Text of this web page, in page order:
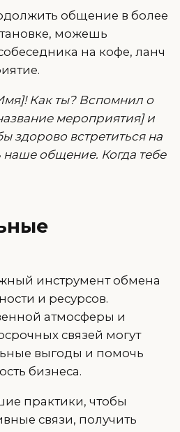
общение в более
можешь
на кофе, ланч
Как ты? Вспомнил о
мероприятия] и
здорово встретиться на
общение. Когда тебе
инструмент обмена
и ресурсов.
атмосферы и
связей могут
выгоды и помочь
бизнеса.
практики, чтобы
связи, получить